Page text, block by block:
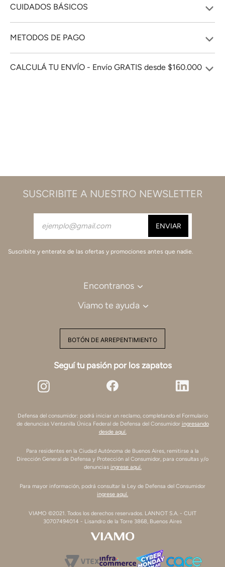
CUIDADOS BÁSICOS
METODOS DE PAGO
CALCULÁ TU ENVÍO - Envío GRATIS desde $160.000
SUSCRIBITE A NUESTRO NEWSLETTER
Suscribite y enterate de las ofertas y promociones antes que nadie.
Encontranos
Viamo te ayuda
BOTÓN DE ARREPENTIMIENTO
Seguí tu pasión por los zapatos
Defensa del consumidor: podrá iniciar un reclamo, completando el Formulario
de denuncias Ventanilla Única Federal de Defensa del Consumidor ingresando
desde aquí.
Para residentes en la Ciudad Autónoma de Buenos Aires, remitirse a la
Dirección General de Defensa y Protección al Consumidor, para consultas y/o
denuncias ingrese aquí.
Para mayor información, podrá consultar la Ley de Defensa del Consumidor
ingrese aquí.
VIAMO ©2021. Todos los derechos reservados. LANNOT S.A. - CUIT
30707494014 - Lisandro de la Torre 3868, Buenos Aires